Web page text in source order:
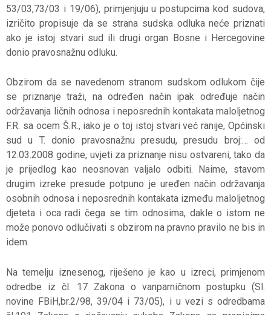
53/03,73/03 i 19/06), primjenjuju u postupcima kod sudova,
izričito propisuje da se strana sudska odluka neće priznati
ako je istoj stvari sud ili drugi organ Bosne i Hercegovine
donio pravosnažnu odluku.
Obzirom da se navedenom stranom sudskom odlukom čije
se priznanje traži, na određen način ipak određuje način
održavanja ličnih odnosa i neposrednih kontakata maloljetnog
F.R. sa ocem Š.R., iako je o toj istoj stvari već ranije, Općinski
sud u T. donio pravosnažnu presudu, presudu broj:… od
12.03.2008 godine, uvjeti za priznanje nisu ostvareni, tako da
je prijedlog kao neosnovan valjalo odbiti. Naime, stavom
drugim izreke presude potpuno je uređen način održavanja
osobnih odnosa i neposrednih kontakata između maloljetnog
djeteta i oca radi čega se tim odnosima, dakle o istom ne
može ponovo odlučivati s obzirom na pravno pravilo ne bis in
idem.
Na temelju iznesenog, riješeno je kao u izreci, primjenom
odredbe iz čl. 17 Zakona o vanparničnom postupku (Sl.
novine FBiH,br.2/98, 39/04 i 73/05), i u vezi s odredbama